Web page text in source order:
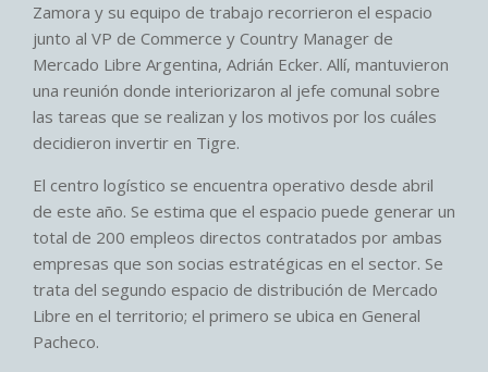
Zamora y su equipo de trabajo recorrieron el espacio
junto al VP de Commerce y Country Manager de
Mercado Libre Argentina, Adrián Ecker. Allí, mantuvieron
una reunión donde interiorizaron al jefe comunal sobre
las tareas que se realizan y los motivos por los cuáles
decidieron invertir en Tigre.
El centro logístico se encuentra operativo desde abril
de este año. Se estima que el espacio puede generar un
total de 200 empleos directos contratados por ambas
empresas que son socias estratégicas en el sector. Se
trata del segundo espacio de distribución de Mercado
Libre en el territorio; el primero se ubica en General
Pacheco.